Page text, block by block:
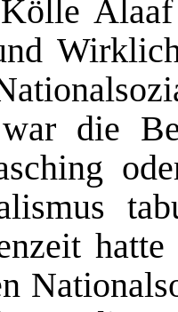
die
hatte